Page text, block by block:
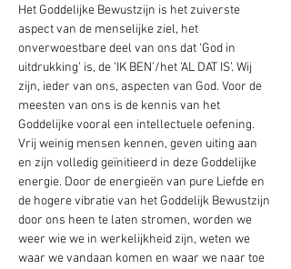
Het Goddelijke Bewustzijn is het zuiverste
aspect van de menselijke ziel, het
onverwoestbare deel van ons dat ‘God in
uitdrukking’ is, de ‘IK BEN’/het ‘AL DAT IS’. Wij
zijn, ieder van ons, aspecten van God. Voor de
meesten van ons is de kennis van het
Goddelijke vooral een intellectuele oefening.
Vrij weinig mensen kennen, geven uiting aan
en zijn volledig geïnitieerd in deze Goddelijke
energie. Door de energieën van pure Liefde en
de hogere vibratie van het Goddelijk Bewustzijn
door ons heen te laten stromen, worden we
weer wie we in werkelijkheid zijn, weten we
waar we vandaan komen en waar we naar toe